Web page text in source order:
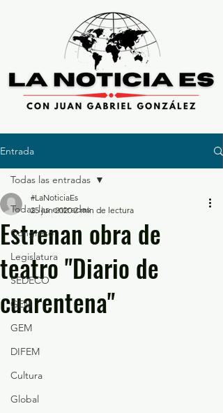
Entrada
Todas las entradas
Congreso
Legislatura
SEDECO
GEM
GEM
DIFEM
Cultura
Global
Todas las entradas
Estrenan obra de
teatro "Diario de
cuarentena"
#LaNoticiaEs
25 jun 2020 2 min de lectura